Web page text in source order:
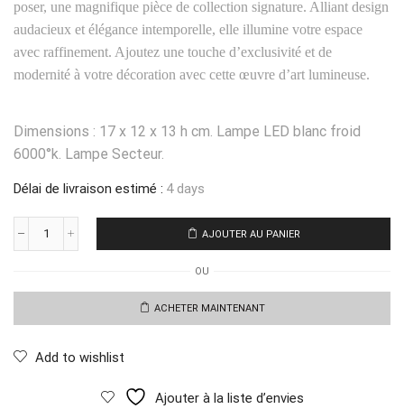
poser, une magnifique pièce de collection signature. Alliant design
audacieux et élégance intemporelle, elle illumine votre espace
avec raffinement. Ajoutez une touche d’exclusivité et de
modernité à votre décoration avec cette œuvre d’art lumineuse.
Dimensions : 17 x 12 x 13 h cm. Lampe LED blanc froid
6000°k. Lampe Secteur.
Délai de livraison estimé : 4 days
quantité
Petite
AJOUTER AU PANIER
OU
ACHETER MAINTENANT
Add to wishlist
Ajouter à la liste d’envies